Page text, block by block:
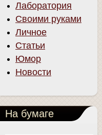
Лаборатория
Своими руками
Личное
Статьи
Юмор
Новости
На бумаге